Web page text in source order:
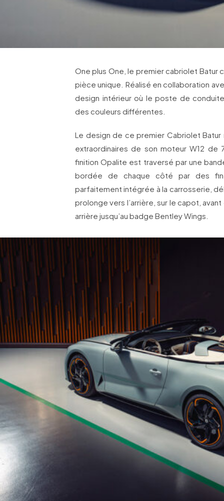
One plus One, le premier cabriolet Batur
pièce unique. Réalisé en collaboration
design intérieur où le poste de
des couleurs différentes.
Le design de ce premier Cabriolet
extraordinaires de son moteur W12 de
finition Opalite est traversé par une
bordée de chaque côté par des
parfaitement intégrée à la carrosserie,
prolonge vers l’arrière, sur le capot,
arrière jusqu’au badge Bentley Wings.